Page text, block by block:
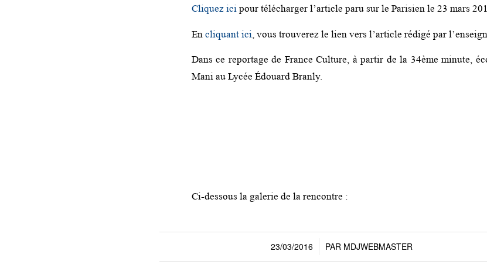
Cliquez ici pour télécharger l’article paru sur le Parisien le 23 mars
En cliquant ici , vous trouverez le lien vers l’article rédigé par
Dans ce reportage de France Culture, à partir de la 34ème minute,
Mani au Lycée Édouard Branly.
Ci-dessous la galerie de la rencontre :
23/03/2016
/ PAR MDJWEBMASTER